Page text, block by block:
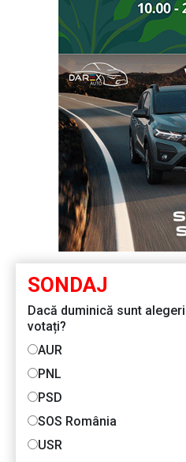
SONDAJ
Dacă duminică sunt
votați?
AUR
PNL
PSD
SOS România
USR